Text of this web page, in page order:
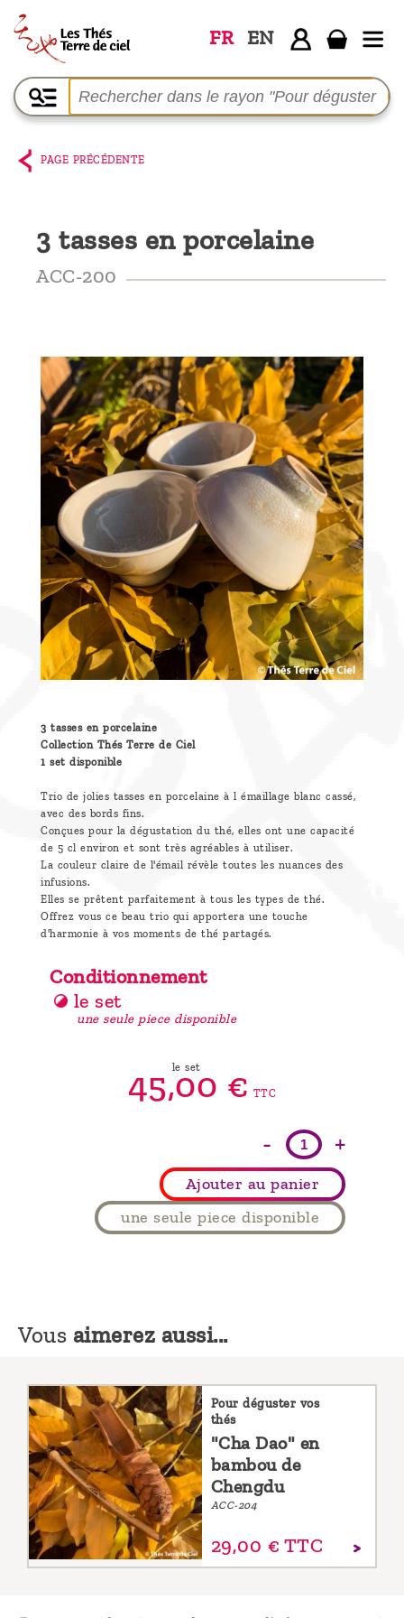
FR EN
Accueil
La
boutique
Parmi les
producteurs,
sommes-
nous ?
Découvrir
le thé
Pu'Erh
Comment
infuser
votre thé
Contactez-
nous !
PAGE PRÉCÉDENTE
3 tasses en porcelaine
ACC-200
3 tasses en porcelaine
Collection Thés Terre de Ciel
1 set disponible
Trio de jolies tasses en porcelaine à l émaillage blanc cassé,
avec des bords fins.
Conçues pour la dégustation du thé, elles ont une capacité
de 5 cl environ et sont très agréables à utiliser.
La couleur claire de l'émail révèle toutes les nuances des
infusions.
Elles se prêtent parfaitement à tous les types de thé.
Offrez vous ce beau trio qui apportera une touche
d'harmonie à vos moments de thé partagés.
Conditionnement
le set
une seule piece disponible
le set
45,00 € TTC
- +
Ajouter au panier
une seule piece disponible
Vous aimerez aussi...
Pour déguster vos
thés
"Cha Dao" en
bambou de
Chengdu
ACC-204
29,00 € TTC